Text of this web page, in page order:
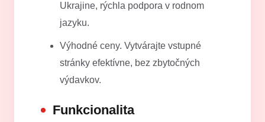
Ukrajine, rýchla podpora v rodnom
jazyku.
Výhodné ceny. Vytvárajte vstupné
stránky efektívne, bez zbytočných
výdavkov.
Funkcionalita